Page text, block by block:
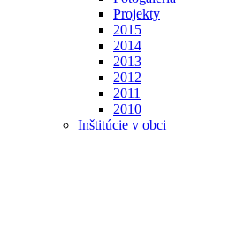
Projekty
2015
2014
2013
2012
2011
2010
Inštitúcie v obci